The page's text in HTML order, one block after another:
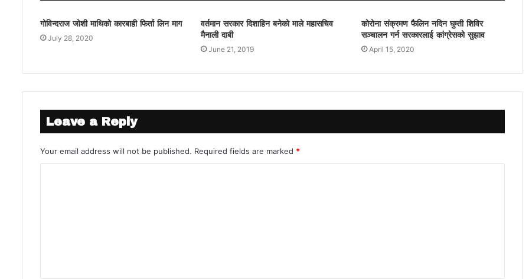
गोविन्दराज जोशी माथिको कारबाही फिर्ता लिन माग
July 28, 2020
वर्तमान सरकार दिशाहिन बनेको माले महासचिव
मैनाली दाबी
June 21, 2019
कोरोना संक्रमण फैलिन नदिन घुम्ती शिविर
सञ्चालन गर्न सरकारलाई कांग्रेसको सुझाव
April 15, 2020
Leave a Reply
Your email address will not be published. Required fields are marked *